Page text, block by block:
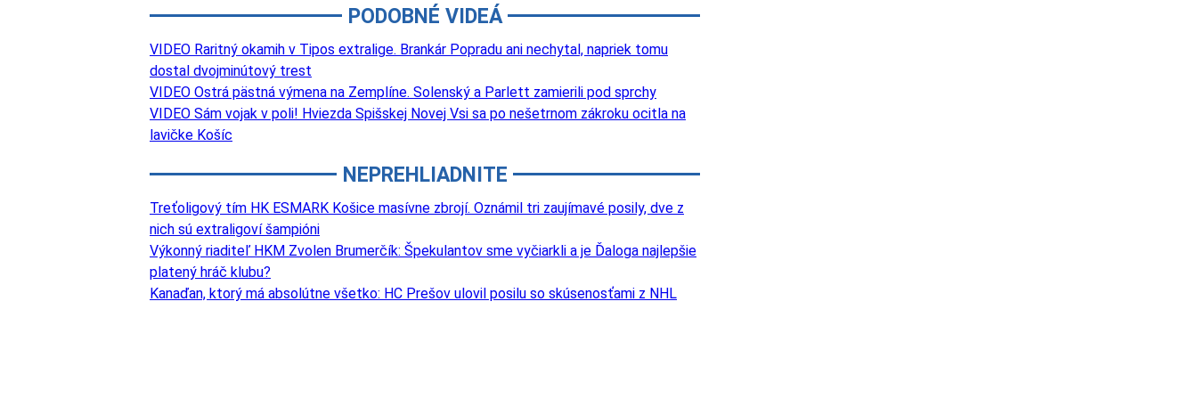
PODOBNÉ VIDEÁ
VIDEO Raritný okamih v Tipos extralige. Brankár Popradu ani nechytal, napriek tomu
dostal dvojminútový trest
VIDEO Ostrá pästná výmena na Zemplíne. Solenský a Parlett zamierili pod sprchy
VIDEO Sám vojak v poli! Hviezda Spišskej Novej Vsi sa po nešetrnom zákroku ocitla na
lavičke Košíc
NEPREHLIADNITE
Treťoligový tím HK ESMARK Košice masívne zbrojí. Oznámil tri zaujímavé posily, dve z
nich sú extraligoví šampióni
Výkonný riaditeľ HKM Zvolen Brumerčík: Špekulantov sme vyčiarkli a je Ďaloga najlepšie
platený hráč klubu?
Kanaďan, ktorý má absolútne všetko: HC Prešov ulovil posilu so skúsenosťami z NHL